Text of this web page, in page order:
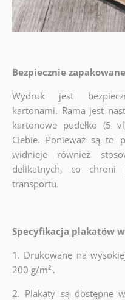
Bezpiecznie zapakowane
Wydruk jest
kartonami. Rama jest
kartonowe pudełko (5
Ciebie. Ponieważ są to
widnieje również
delikatnych, co chroni
transportu.
Specyfikacja plakatów
1. Drukowane na
200 g/m² .
2. Plakaty są dostępne